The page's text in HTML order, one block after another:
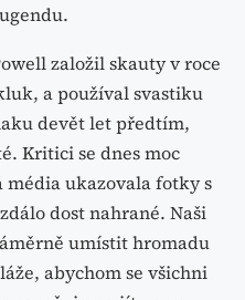
založil skauty v roce
a používal svastiku
devět let předtím,
Kritici se dnes moc
ukazovala fotky s
dost nahrané. Naši
umístit hromadu
abychom se všichni